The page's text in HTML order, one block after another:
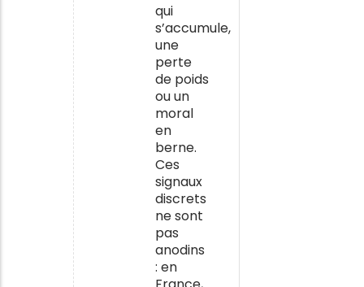
qui
s’accumule,
une
perte
de poids
ou un
moral
en
berne.
Ces
signaux
discrets
ne sont
pas
anodins
: en